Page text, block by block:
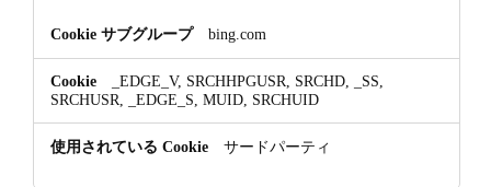
bing.com
_EDGE_V, SRCHHPGUSR, SRCHD, _SS,
SRCHUSR, _EDGE_S, MUID, SRCHUID
サードパーティ